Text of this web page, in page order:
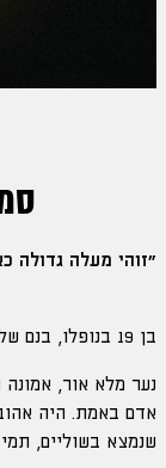
״זוהי מעלה
בן 19 בנופלו, בנם של רחל ומישל, נולד וגדל בעכו.
נער מלא אור, אמונה
אדם באמת. היה
שנמצא בשוליים,